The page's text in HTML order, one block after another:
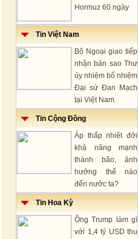
Hormuz 60 ngày
Tin Việt Nam
Bộ Ngoại giao tiếp
nhận bản sao Thư
ủy nhiệm bổ nhiệm
Đại sứ Đan Mạch
tại Việt Nam
Tin Cộng Đồng
Áp thấp nhiệt đới
khả năng mạnh
thành bão, ảnh
hưởng thế nào
đến nước ta?
Tin Hoa Kỳ
Ông Trump làm gì
với 1,4 tỷ USD thu